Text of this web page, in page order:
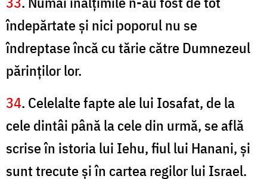
îndepărtate şi nici poporul nu se
îndreptase încă cu tărie către Dumnezeul
părinţilor lor.
34. Celelalte fapte ale lui Iosafat, de la
cele dintâi până la cele din urmă, se află
scrise în istoria lui Iehu, fiul lui Hanani, şi
sunt trecute şi în cartea regilor lui Israel.